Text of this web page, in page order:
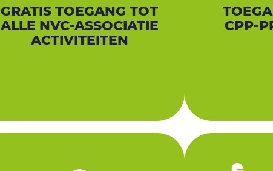
GRATIS TOEGANG TOT
ALLE NVC-ASSOCIATIE
ACTIVITEITEN
CPP-